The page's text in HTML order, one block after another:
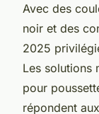
Avec des
noir et des
2025
Les solutions
pour
répondent